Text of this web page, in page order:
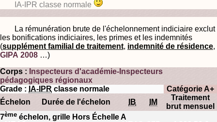
IA-IPR classe normale
La rémunération brute de l'échelonnement indiciaire exclut
les bonifications indiciaires, les primes et les indemnités
(supplément familial de traitement, indemnité de résidence,
GIPA 2008 …)
Corps : Inspecteurs d'académie-Inspecteurs
pédagogiques régionaux
Grade : IA-IPR classe normale
Catégorie A+
Échelon
Durée de l'échelon IB IM
Traitement
brut mensuel
7ème échelon, grille Hors Échelle A